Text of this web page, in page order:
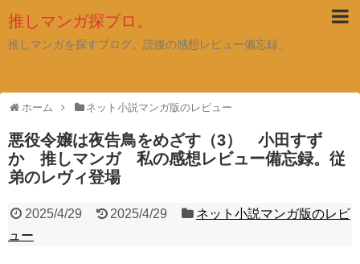
推しマンガ探ブロ。
推しマンガを探すブログ。読後の感想レビュー備忘録。
ホーム ネット小説マンガ版のレビュー
悪役令嬢は夜告鳥をめざす（3） 小田すず
か 推しマンガ 私の感想レビュー備忘録。従
弟のレヴィ登場
2025/4/29 2025/4/29
ネット小説マンガ版のレビ
ュー